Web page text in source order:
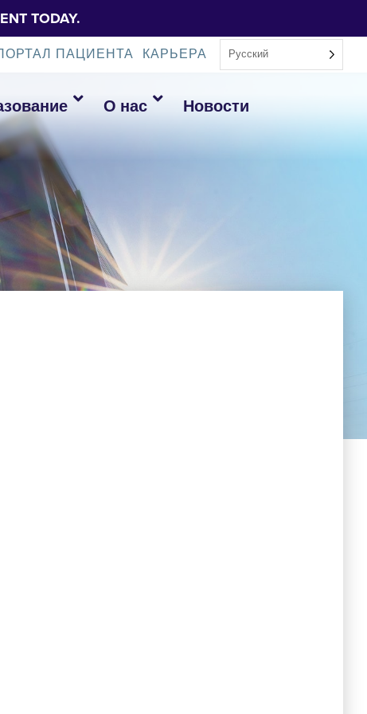
TODAY.
ПАЦИЕНТА КАРЬЕРА Русский
О нас Новости